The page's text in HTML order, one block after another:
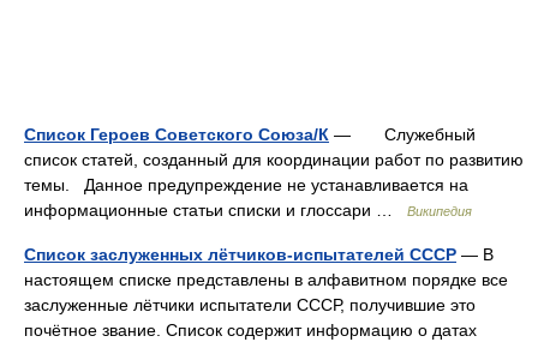
Список Героев Советского Союза/К — Служебный
список статей, созданный для координации работ по развитию
темы. Данное предупреждение не устанавливается на
информационные статьи списки и глоссари …
Википедия
Список заслуженных лётчиков-испытателей СССР — В
настоящем списке представлены в алфавитном порядке все
заслуженные лётчики испытатели СССР, получившие это
почётное звание. Список содержит информацию о датах